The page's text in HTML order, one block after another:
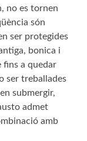
no es tornen
són
ser protegides
bonica i
fins a quedar
ser treballades
submergir,
admet
amb